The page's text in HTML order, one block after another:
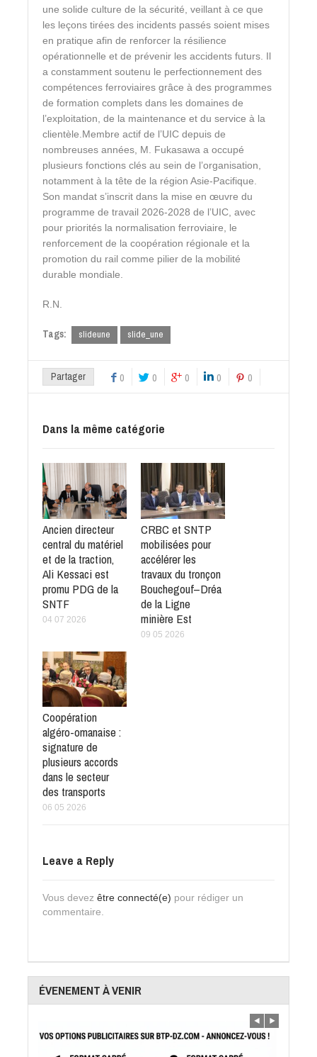
une solide culture de la sécurité, veillant à ce que
les leçons tirées des incidents passés soient mises
en pratique afin de renforcer la résilience
opérationnelle et de prévenir les accidents futurs. Il
a constamment soutenu le perfectionnement des
compétences ferroviaires grâce à des programmes
de formation complets dans les domaines de
l’exploitation, de la maintenance et du service à la
clientèle. Membre actif de l’UIC depuis de
nombreuses années, M. Fukasawa a occupé
plusieurs fonctions clés au sein de l’organisation,
notamment à la tête de la région Asie-Pacifique.
Son mandat s’inscrit dans la mise en œuvre du
programme de travail 2026-2028 de l’UIC, avec
pour priorités la normalisation ferroviaire, le
renforcement de la coopération régionale et la
promotion du rail comme pilier de la mobilité
durable mondiale.
R.N.
Tags: slideune slide_une
Partager 0 0 0 0 0
Dans la même catégorie
Ancien directeur
central du matériel
et de la traction,
Ali Kessaci est
promu PDG de la
SNTF
04 07 2026
CRBC et SNTP
mobilisées pour
accélérer les
travaux du tronçon
Bouchegouf–Dréa
de la Ligne
minière Est
09 05 2026
Coopération
algéro-omanaise :
signature de
plusieurs accords
dans le secteur
des transports
06 05 2026
Leave a Reply
Vous devez être connecté(e) pour rédiger un
commentaire.
ÉVENEMENT À VENIR